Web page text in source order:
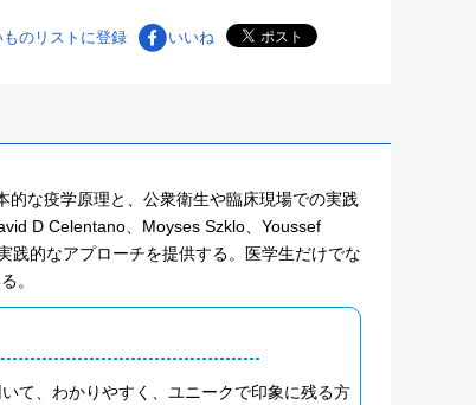
ものリストに登録 いいね
な疫学原理と、公衆衛生や臨床現場での実践
D Celentano、Moyses Szklo、Youssef
践的なアプローチを提供する。医学生だけでな
。
て、わかりやすく、ユニークで印象に残る方